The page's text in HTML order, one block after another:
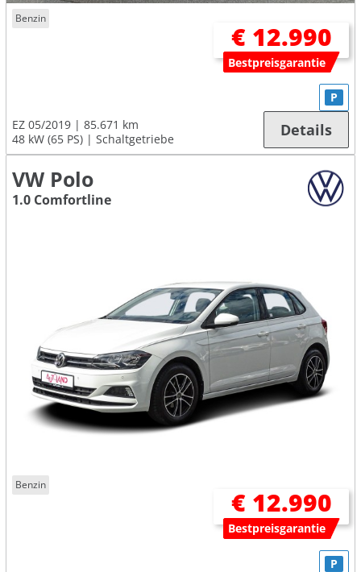
Benzin
€ 12.990
Bestpreisgarantie
EZ 05/2019
85.671 km
48 kW (65 PS)
Schaltgetriebe
P
Details
VW Polo
1.0 Comfortline
Benzin
€ 12.990
Bestpreisgarantie
P